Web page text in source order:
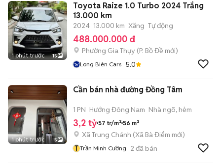
1 phút trước 15
Toyota Raize 1.0 Turbo 2024 Trắng
13.000 km
2024 13.000 km Xăng Tự động
488.000.000 đ
Phường Gia Thụy (P. Bồ Đề mới)
Long Biên Cars 5.0
1 phút trước 5
Cần bán nhà đường Đồng Tâm
1 PN Hướng Đông Nam Nhà ngõ, hẻm
3,2 tỷ 57 tr/m² 56 m²
Xã Trung Chánh (Xã Bà Điểm mới)
T Trần Minh Cường 2 đã bán